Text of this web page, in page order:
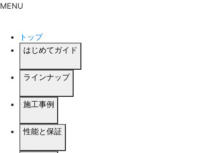
MENU
トップ
はじめてガイド
ラインナップ
施工事例
性能と保証